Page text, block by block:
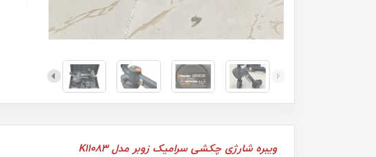
ویبره شارژی چکشی سرامیک زوبر مدل K11083